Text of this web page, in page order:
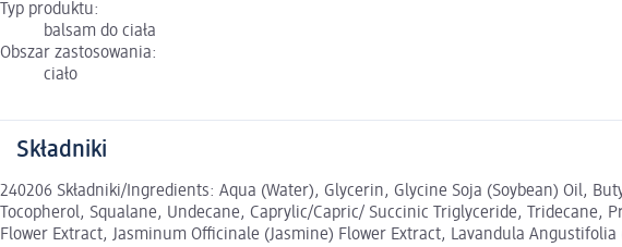
Typ produktu:
balsam do ciała
Obszar zastosowania:
ciało
Składniki
240206 Składniki/Ingredients: Aqua (Water), Glycerin, Glycine Soja (Soybean) Oil,
Tocopherol, Squalane, Undecane, Caprylic/Capric/ Succinic Triglyceride,
Flower Extract, Jasminum Officinale (Jasmine) Flower Extract, Lavandula